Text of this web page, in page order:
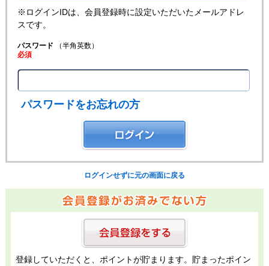
※ログインIDは、会員登録時に設定いただいたメールアドレ
スです。
パスワード （半角英数）
必須
パスワードをお忘れの方
ログインせずに元の画面に戻る
登録していただくと、ポイントが貯まります。貯まったポイン